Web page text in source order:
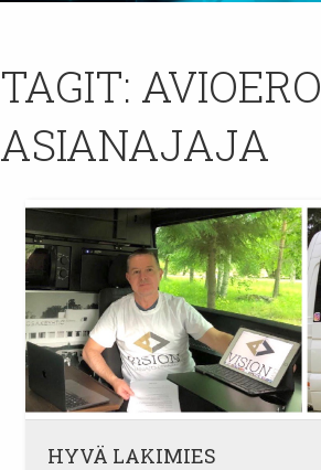
TAGIT: AVIOERO
ASIANAJAJA
HYVÄ LAKIMIES